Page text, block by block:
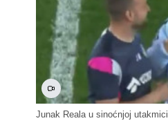
Junak Reala u sinoćnjoj utakmici